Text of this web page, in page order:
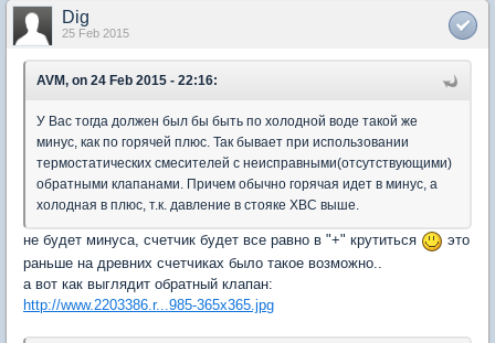
Dig
25 Feb 2015
AVM, on 24 Feb 2015 - 22:16:
У Вас тогда должен был бы быть по холодной воде такой же
минус, как по горячей плюс. Так бывает при использовании
термостатических смесителей с неисправными(отсутствующими)
обратными клапанами. Причем обычно горячая идет в минус, а
холодная в плюс, т.к. давление в стояке ХВС выше.
не будет минуса, счетчик будет все равно в "+" крутиться
это
раньше на древних счетчиках было такое возможно..
а вот как выглядит обратный клапан:
http://www.2203386.r...985-365x365.jpg